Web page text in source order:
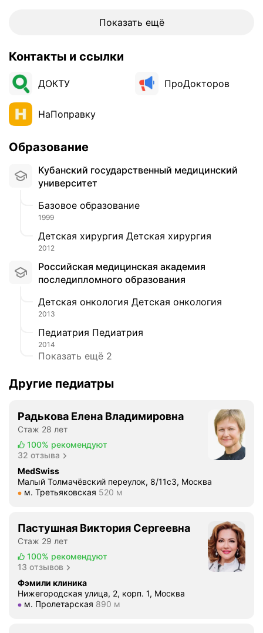
т
у
н
а
п
а
а
и
в
о
о
е
т
2
о
т
д
л
е
и
я
а
х
в
Показать ещё
Контакты и ссылки
ДОКТУ ПроДокторов
НаПоправку
Образование
Кубанский государственный медицинский
университет
Базовое образование
1999
Детская хирургия Детская хирургия
2012
Российская медицинская академия
последипломного образования
Детская онкология Детская онкология
2013
Педиатрия Педиатрия
2014
Показать ещё 2
Другие педиатры
Радькова Елена Владимировна
Стаж 28 лет
100% рекомендуют
32 отзыва
MedSwiss
Малый Толмачёвский переулок, 8/11с3, Москва
Метро м. Третьяковская Расстояние 520 м
м. Третьяковская 520 м
Пастушная Виктория Сергеевна
Стаж 29 лет
100% рекомендуют
13 отзывов
Фэмили клиника
Нижегородская улица, 2, корп. 1, Москва
Метро м. Пролетарская Расстояние 890 м
м. Пролетарская 890 м